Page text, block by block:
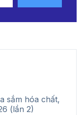
sắm hóa chất,
(lần 2)